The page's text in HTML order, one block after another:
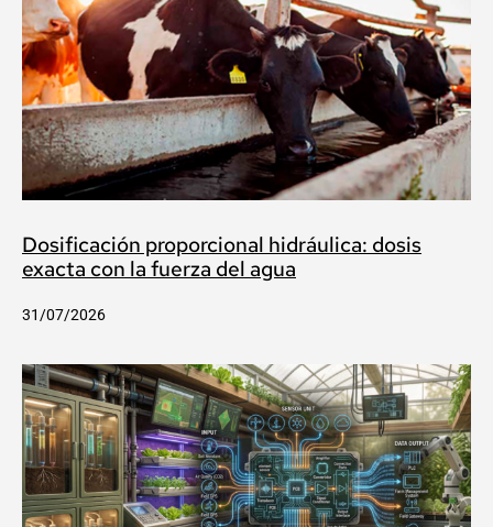
Dosificación proporcional hidráulica: dosis
exacta con la fuerza del agua
31/07/2026